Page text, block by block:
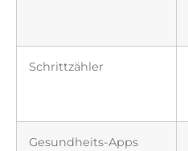
Schrittzähler
Gesundheits-Apps